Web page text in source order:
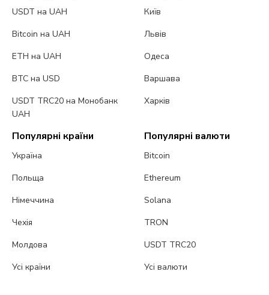
USDT на UAH
Bitcoin на UAH
ETH на UAH
BTC на USD
USDT TRC20 на Монобанк
UAH
Київ
Львів
Одеса
Варшава
Харків
Популярні країни
Україна
Польща
Німеччина
Чехія
Молдова
Усі країни
Популярні валюти
Bitcoin
Ethereum
Solana
TRON
USDT TRC20
Усі валюти